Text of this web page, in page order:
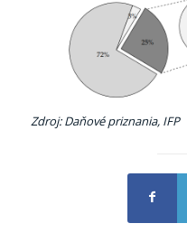
Zdroj: Daňové priznania, IFP